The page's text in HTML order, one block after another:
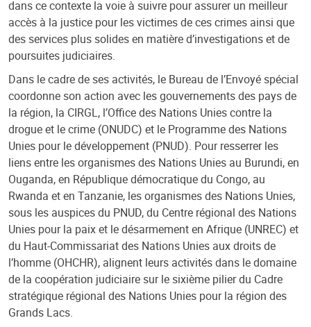
dans ce contexte la voie à suivre pour assurer un meilleur
accès à la justice pour les victimes de ces crimes ainsi que
des services plus solides en matière d’investigations et de
poursuites judiciaires.
Dans le cadre de ses activités, le Bureau de l’Envoyé spécial
coordonne son action avec les gouvernements des pays de
la région, la CIRGL, l’Office des Nations Unies contre la
drogue et le crime (ONUDC) et le Programme des Nations
Unies pour le développement (PNUD). Pour resserrer les
liens entre les organismes des Nations Unies au Burundi, en
Ouganda, en République démocratique du Congo, au
Rwanda et en Tanzanie, les organismes des Nations Unies,
sous les auspices du PNUD, du Centre régional des Nations
Unies pour la paix et le désarmement en Afrique (UNREC) et
du Haut-Commissariat des Nations Unies aux droits de
l’homme (OHCHR), alignent leurs activités dans le domaine
de la coopération judiciaire sur le sixième pilier du Cadre
stratégique régional des Nations Unies pour la région des
Grands Lacs.